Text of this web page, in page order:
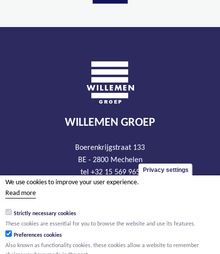
WILLEMEN GROEP
Boerenkrijgstraat 133
BE - 2800 Mechelen
tel +32 15 569 965
groep@willemen.be
RLP Antwerp, department Mechelen
Privacy settings
We use cookies to improve your user experience.
Read more
Strictly necessary cookies
These cookies are essential for you to browse the website and use its features.
Preferences cookies
Also known as functionality cookies, these cookies allow a website to remember